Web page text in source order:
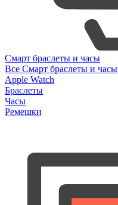
Смарт браслеты и часы
Все Смарт браслеты и часы
Apple Watch
Браслеты
Часы
Ремешки